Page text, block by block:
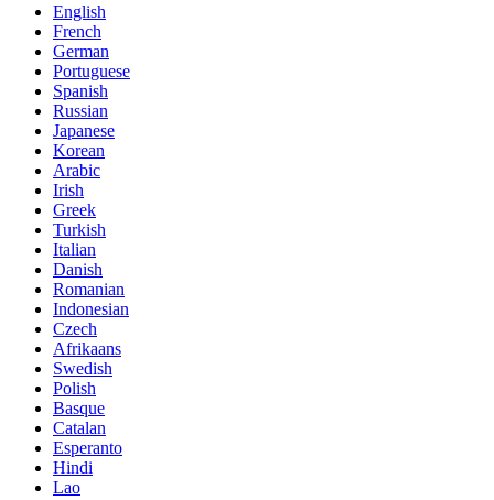
English
French
German
Portuguese
Spanish
Russian
Japanese
Korean
Arabic
Irish
Greek
Turkish
Italian
Danish
Romanian
Indonesian
Czech
Afrikaans
Swedish
Polish
Basque
Catalan
Esperanto
Hindi
Lao